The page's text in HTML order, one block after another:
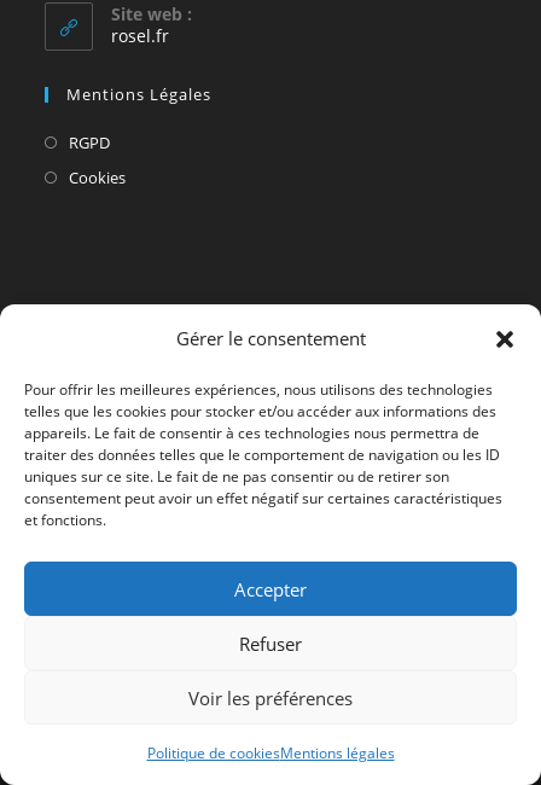
Gérer le consentement
Pour offrir les meilleures expériences, nous utilisons des technologies
telles que les cookies pour stocker et/ou accéder aux informations des
appareils. Le fait de consentir à ces technologies nous permettra de
traiter des données telles que le comportement de navigation ou les ID
uniques sur ce site. Le fait de ne pas consentir ou de retirer son
consentement peut avoir un effet négatif sur certaines caractéristiques
et fonctions.
Accepter
Refuser
Voir les préférences
Politique de cookiesMentions légales
Site web :
rosel.fr
Mentions Légales
RGPDS’ouvre
dans
CookiesS’ouvre
Copyright :Rosel- Réalisation:Ordiwebassistance